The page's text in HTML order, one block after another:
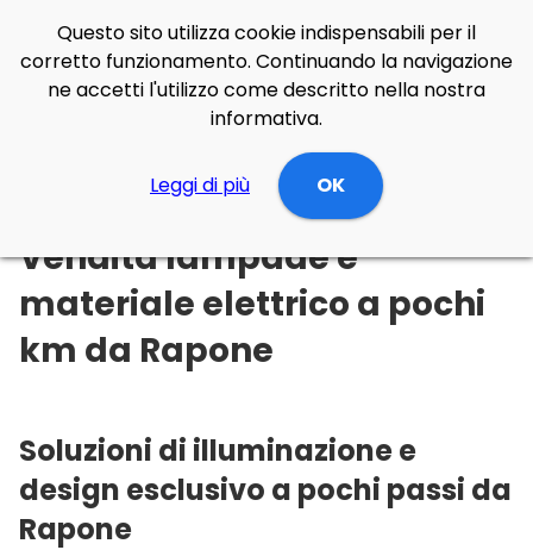
Illuminazione Online Basilicata Potenza
Vendita lampade e
materiale elettrico a pochi
km da Rapone
Soluzioni di illuminazione e
design esclusivo a pochi passi da
Rapone
Questo sito utilizza cookie indispensabili per il
corretto funzionamento. Continuando la navigazione
ne accetti l'utilizzo come descritto nella nostra
informativa.
Leggi di più OK